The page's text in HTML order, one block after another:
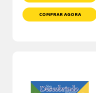
COMPRAR AGORA